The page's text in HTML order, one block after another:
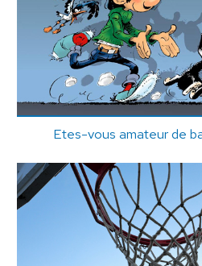
Etes-vous amateur de